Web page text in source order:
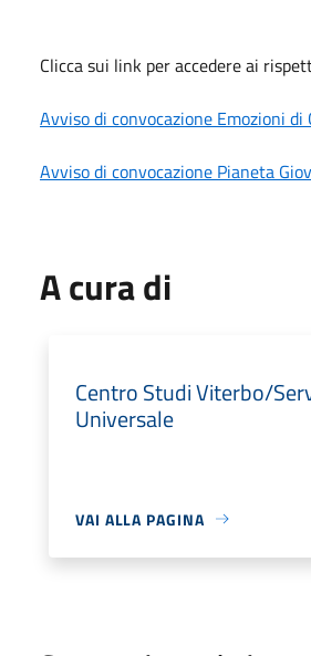
Clicca sui link per accedere ai
Avviso di convocazione Emozioni di
Avviso di convocazione Pianeta
A cura di
Centro Studi Viterbo/
Universale
VAI ALLA PAGINA